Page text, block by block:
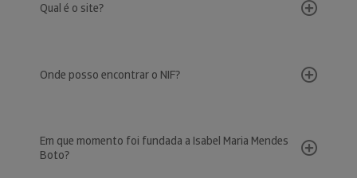
Qual é o site?
Onde posso encontrar o NIF?
Em que momento foi fundada a Isabel Maria Mendes
Boto?